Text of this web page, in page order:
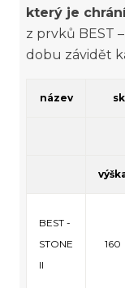
který je
z prvků BEST
dobu závidět
název
BEST -
STONE
II
160